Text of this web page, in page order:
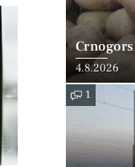
4.8.2026
1